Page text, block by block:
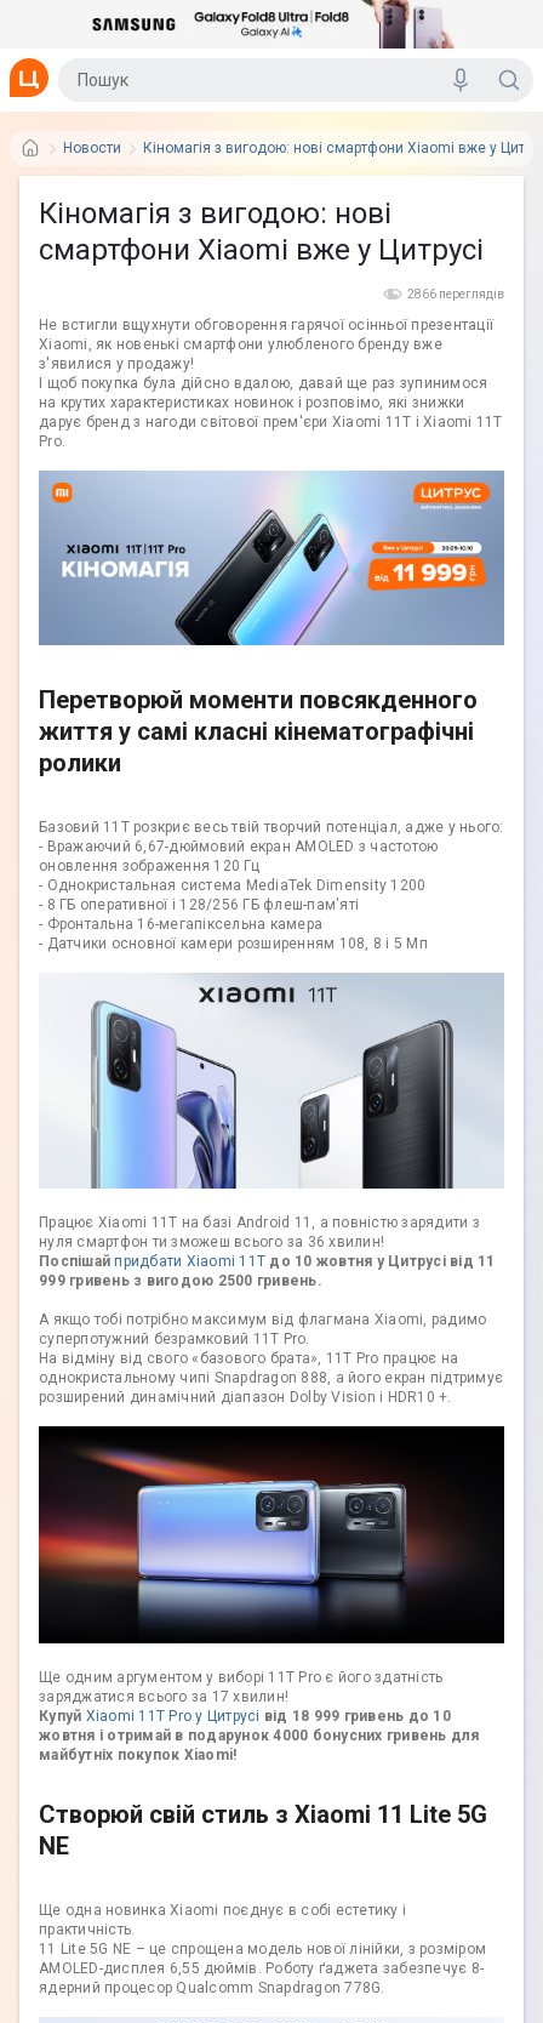
Новости Кіномагія з вигодою: нові смартфони Xiaomi вже у
Кіномагія з вигодою: нові
смартфони Xiaomi вже у Цитрусі
2866 переглядів
Не встигли вщухнути обговорення гарячої осінньої презентації
Xiaomi, як новенькі смартфони улюбленого бренду вже
з'явилися у продажу!
І щоб покупка була дійсно вдалою, давай ще раз зупинимося
на крутих характеристиках новинок і розповімо, які знижки
дарує бренд з нагоди світової прем'єри Xiaomi 11T і Xiaomi 11T
Pro.
Перетворюй моменти повсякденного
життя у самі класні кінематографічні
ролики
Базовий 11T розкриє весь твій творчий потенціал, адже у нього:
- Вражаючий 6,67-дюймовий екран AMOLED з частотою
оновлення зображення 120 Гц
- Однокристальная система MediaTek Dimensity 1200
- 8 ГБ оперативної і 128/256 ГБ флеш-пам'яті
- Фронтальна 16-мегапіксельна камера
- Датчики основної камери розширенням 108, 8 і 5 Мп
Працює Xiaomi 11T на базі Android 11, а повністю зарядити з
нуля смартфон ти зможеш всього за 36 хвилин!
Поспішайпридбати Xiaomi 11T до 10 жовтня у Цитрусі від 11
999 гривень з вигодою 2500 гривень.
А якщо тобі потрібно максимум від флагмана Xiaomi, радимо
суперпотужний безрамковий 11T Pro.
На відміну від свого «базового брата», 11T Pro працює на
однокристальному чипі Snapdragon 888, а його екран підтримує
розширений динамічний діапазон Dolby Vision і HDR10 +.
Ще одним аргументом у виборі 11T Pro є його здатність
заряджатися всього за 17 хвилин!
Купуй Xiaomi 11T Pro у Цитрусі від 18 999 гривень до 10
жовтня і отримай в подарунок 4000 бонусних гривень для
майбутніх покупок Xiaomi!
Створюй свій стиль з Xiaomi 11 Lite 5G
NE
Ще одна новинка Xiaomi поєднує в собі естетику і
практичність.
11 Lite 5G NE – це спрощена модель нової лінійки, з розміром
AMOLED-дисплея 6,55 дюймів. Роботу ґаджета забезпечує 8-
ядерний процесор Qualcomm Snapdragon 778G.